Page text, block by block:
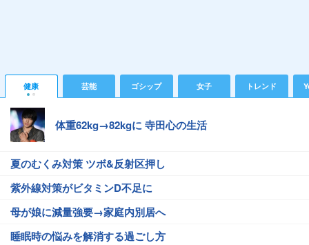
健康 芸能 ゴシップ 女子 トレンド
体重62kg→82kgに 寺田心の生活
夏のむくみ対策 ツボ&反射区押し
紫外線対策がビタミンD不足に
母が娘に減量強要→家庭内別居へ
睡眠時の悩みを解消する過ごし方